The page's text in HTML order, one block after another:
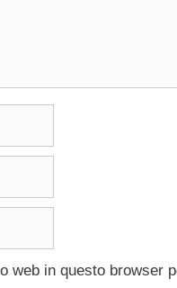
web in questo browser